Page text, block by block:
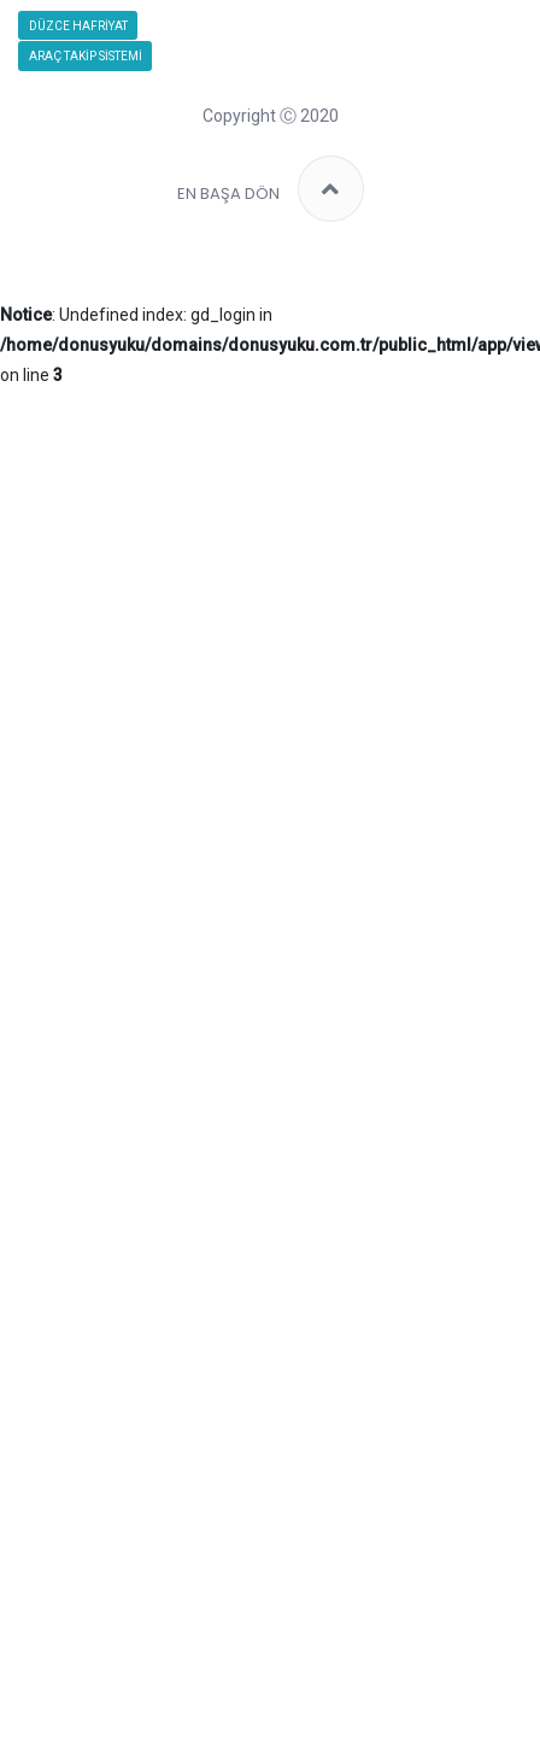
DÜZCE HAFRİYAT
ARAÇ TAKİP SİSTEMİ
Copyright Ⓒ 2020
EN BAŞA DÖN
Notice: Undefined index: gd_login in
/home/donusyuku/domains/donusyuku.com.tr/public_html/app/
on line 3